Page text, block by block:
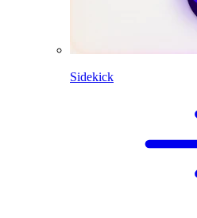
Sidekick